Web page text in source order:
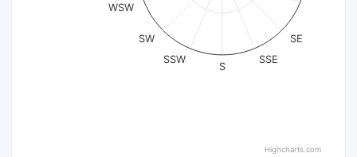
SE
SSE
S
SSW
SW
WSW
Highcharts.com